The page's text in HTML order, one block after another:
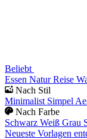
Beliebt
Essen Natur Reise
Nach Stil
Minimalist Simpel
Nach Farbe
Schwarz Weiß Grau
Neueste Vorlagen